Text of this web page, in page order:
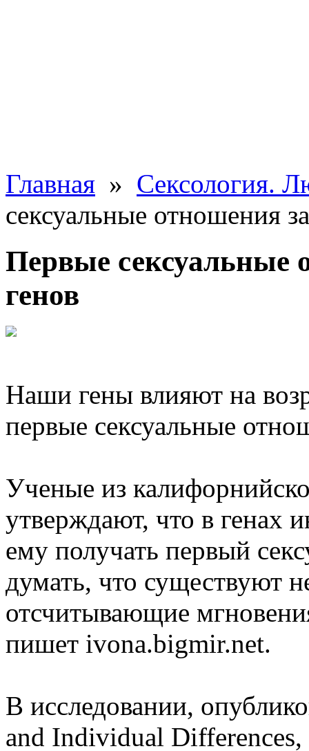
Главная » Сексология.
сексуальные отношения
Первые сексуальные
генов
Наши гены влияют на
первые сексуальные
Ученые из
утверждают, что в генах
ему получать первый
думать, что существуют
отсчитывающие
пишет ivona.bigmir.net.
В исследовании,
and Individual Differences,